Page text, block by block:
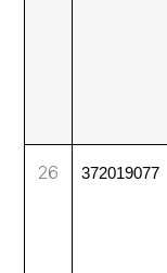
26 372019077